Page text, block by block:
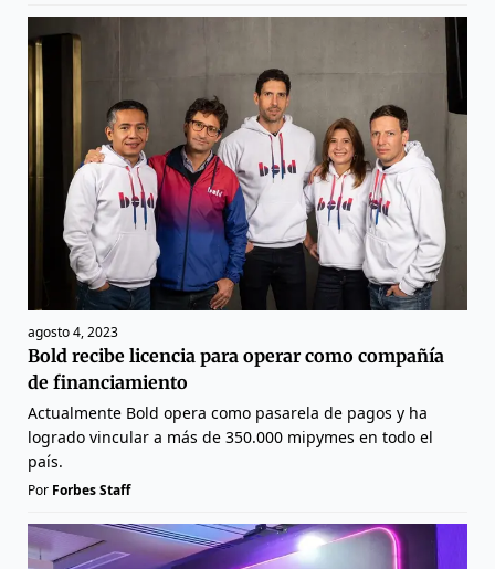
agosto 4, 2023
Bold recibe licencia para operar como compañía
de financiamiento
Actualmente Bold opera como pasarela de pagos y ha
logrado vincular a más de 350.000 mipymes en todo el
país.
Por Forbes Staff